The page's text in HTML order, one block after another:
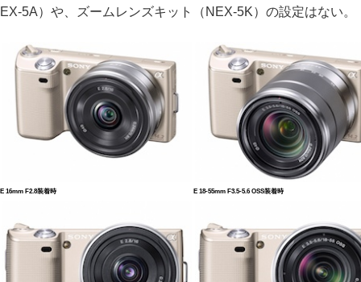
EX-5A）や、ズームレンズキット（NEX-5K）の設定はない。
E 16mm F2.8装着時 E 18-55mm F3.5-5.6 OSS装着時